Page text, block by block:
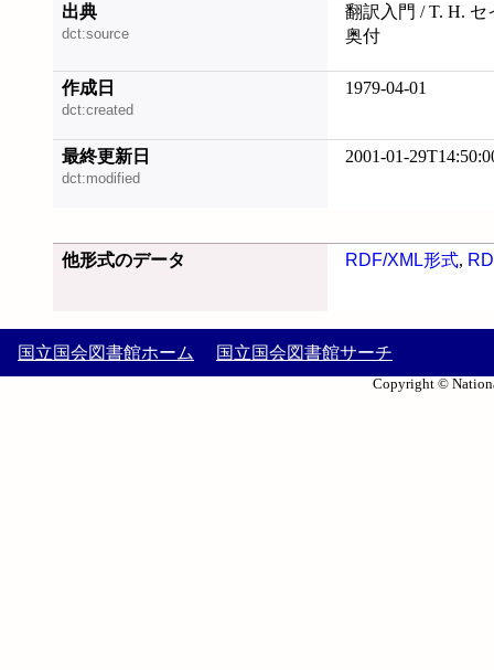
出典
dct:source
翻訳入門 / T. H.
奥付
作成日
dct:created
1979-04-01
最終更新日
dct:modified
2001-01-
他形式のデータ RDF/XML形式,
国立国会図書館ホーム 国立国会図書館サーチ
Copyright ©